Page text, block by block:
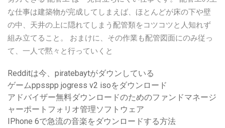
な仕事は建築物が完成してしまえば、ほとんどが床の下や壁
の中、天井の上に隠れてしまう配管類をコツコツと人知れず
組み立てること。 おまけに、その作業も配管図面にのみ従っ
て、一人で黙々と行っていくと
Redditは今、piratebaytがダウンしている
ゲームppsspp jogress v2 isoをダウンロード
アドバイザー無料ダウンロードのためのファンドマネージ
ャーポートフォリオ管理ソフトウェア
IPhone 6で急流の音楽をダウンロードする方法